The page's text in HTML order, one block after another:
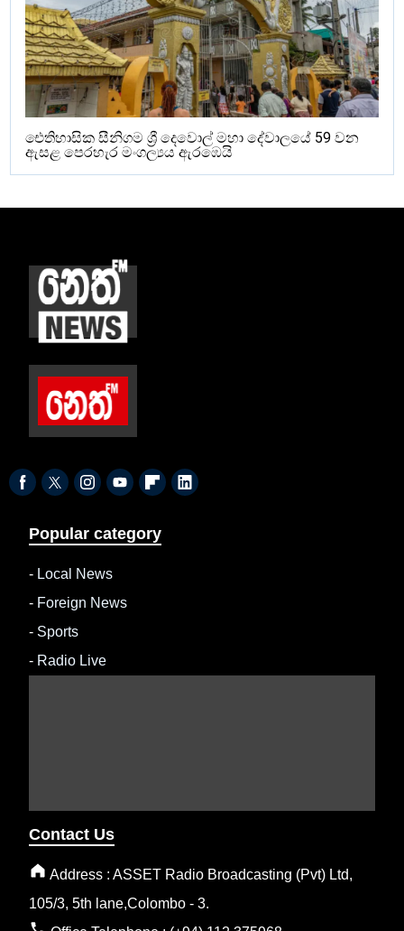
ඓතිහාසික සීනිගම ශ්‍රී දෙවොල් මහා දේවාලයේ 59 වන
ඇසළ පෙරහැර මංගල්‍යය ඇරඹෙයි
Popular category
- Local News
- Foreign News
- Sports
- Radio Live
Contact Us
Address : ASSET Radio Broadcasting (Pvt) Ltd,
105/3, 5th lane,Colombo - 3.